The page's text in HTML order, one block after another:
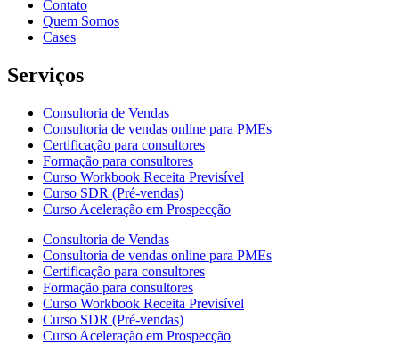
Contato
Quem Somos
Cases
Serviços
Consultoria de Vendas
Consultoria de vendas online para PMEs
Certificação para consultores
Formação para consultores
Curso Workbook Receita Previsível
Curso SDR (Pré-vendas)
Curso Aceleração em Prospecção
Consultoria de Vendas
Consultoria de vendas online para PMEs
Certificação para consultores
Formação para consultores
Curso Workbook Receita Previsível
Curso SDR (Pré-vendas)
Curso Aceleração em Prospecção